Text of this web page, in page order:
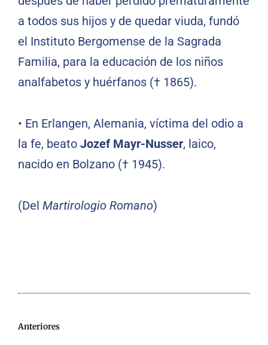
a todos sus hijos y de quedar viuda, fundó
el Instituto Bergomense de la Sagrada
Familia, para la educación de los niños
analfabetos y huérfanos († 1865).
• En Erlangen, Alemania, víctima del odio a
la fe, beato Jozef Mayr-Nusser, laico,
nacido en Bolzano († 1945).
(Del Martirologio Romano)
Anteriores